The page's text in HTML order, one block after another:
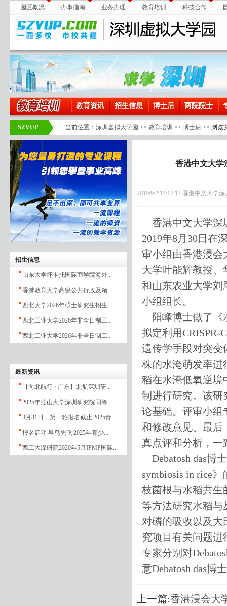
园区概况 办事指南 业务办理 教育培训 科技合作
教育资讯 招生信息 博士后 两院院士
SZVUP 当前位置： 深圳虚拟大学园 >> 教育培训 >> 博士后 >> 浏览
招生信息
山东大学怀卡托国际商学院海外...
香港教育大学高级公共行政及领...
西北大学2026年硕士研究生招生...
西北工业大学2026年非全日制工...
西北工业大学2026年非全日制工...
最新资讯
【向北航行 · 广东】北航深圳研...
2025年燕山大学深圳研究院同等...
3月31日，第一轮报名截止|2025青...
报名启动 早鸟先飞|2025年青少...
西工大深研院2020年5月IPMP国际...
香港中文大学
2019/9/2 14:17:17 香港中文大学
香港中文大学深
2019年8月30日在
审小组由香港浸会
大学叶能辉教授
和山东农业大学刘
小组组长。
阳峰博士做了《
拟定利用CRISPR-
遗传学手段对突变
株的水淹萌发率进
稻在水淹低氧逆境
制进行研究。该研
论基础。评审小组
和修改意见。最后
真点评和分析，
Debatosh das博
symbiosis in rice
枝菌根与水稻共生
等方法研究水稻与
对磷的吸收以及
究项目有关问题
专家分别对
意Debatosh das博
上一篇:香港浸会大